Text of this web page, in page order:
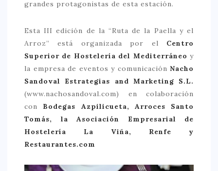
ESCAPADAS
EVENTOS POP UP
GOURMET
HEALTHY
MAPA
POR SUS BAÑOS…
grandes protagonistas de esta estación.
Esta III edición de la “Ruta de la Paella y el
Arroz” está organizada por el Centro
Superior de Hostelería del Mediterráneo y
la empresa de eventos y comunicación Nacho
Sandoval Estrategias and Marketing S.L.
(www.nachosandoval.com) en colaboración
con Bodegas Azpilicueta, Arroces Santo
Tomás, la Asociación Empresarial de
Hostelería La Viña, Renfe y
Restaurantes.com